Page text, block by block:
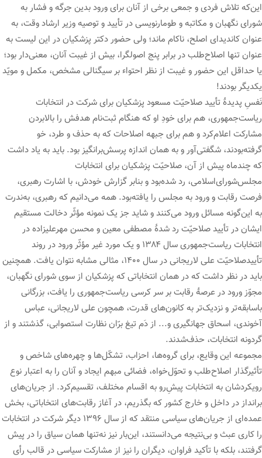
این‌که تلاش‌ فردی و جمعی برخی از آنان برای ورود بدین جرگه و فشار به
شورای نگهبان و مکاتبه و طومارنویسی در تأیید و توصیه وزیر ارشاد وقت، به
عنوان کاندیدای اصلح، ناکام ماند؛ ولی حضور دکتر پزشکیان در این لیست به
عنوان تنها اصلاح‌طلب در برابر پنج اصولگرا، بیش از غیبت آنان، معنی‌دار بود؛
یا حداقل این حضور و غیبت از نظر احتواء بر سیگنالی مشخص، مکمل و مویّد
یکدیگر بودند!
نَفسِ پدیدۀ تأیید صلاحیّت مسعود پزشکیان برای شرکت در انتخابات
ریاست‌جمهوری، هم برای خودِ او که هنگام ثبت‌نام هدفش را بالابردن
مشارکت اعلام‌کرد و هم برای جبهه اصلاحات که به حذف و طرد، خو
گرفته‌بودند، شگفتی‌آور و به همان اندازه پرسش‌برانگیز بود. باید به یاد داشت
که چندماه پیش از آن، صلاحیّت پزشکیان برای انتخابات
مجلس‌شورای‌اسلامی، رد شده‌بود و بنابر گزارش خودش، با اشارت رهبری،
فرصت رقابت و ورود به مجلس را یافته‌بود. همه می‌دانیم که رهبری، به‌ندرت
به این‌گونه مسائل ورود می‌کنند و شاید جز یک نمونه مؤثّر دخالت مستقیم
ایشان در تأیید صلاحیّت رد شدۀ مصطفی معین و محسن مهرعلیزاده در
انتخابات ریاست‌جمهوری سال ۱۳۸۴ و یک مورد غیر مؤثّر ورود در روند
تأییدصلاحیّت علی لاریجانی در سال ۱۴۰۰، مثالی مشابه نتوان یافت. همچنین
باید در نظر داشت که در همان انتخاباتی که پزشکیان از سوی شورای نگهبان،
مجوّز ورود در عرصۀ رقابت بر سر کرسی ریاست‌جمهوری را یافت، بزرگانی
باسابقه‌تر و نزدیک‌تر به کانون‌های قدرت، همچون علی لاریجانی، عباس
آخوندی، اسحاق جهانگیری و... از دَم تیغ برّان نظارت استصوابی، گذشتند و از
گردونه انتخابات، حذف‌شدند.
مجموعه این وقایع، برای گروه‌ها، احزاب، تشکّل‌ها و چهره‌های شاخص و
تأثیرگذار اصلاح‌طلب و تحوّل‌خواه، فضائی مبهم ایجاد و آنان را به اعتبار نوع
رویکردشان به انتخابات پیشِ‌رو به اقسام مختلف، تقسیم‌کرد. از جریان‌های
برانداز در داخل و خارج کشور که بگذریم، در آغاز رقابت‌های انتخاباتی، بخش
عمده‌ای از جریان‌های سیاسی منتقد که از سال ۱۳۹۶ دیگر شرکت در انتخابات
را کاری عبث و بی‌نتیجه می‌دانستند، این‌بار نیز نه‌تنها همان سیاق را در پیش
گرفتند، بلکه با تأکید فراوان، دیگران را نیز از مشارکت سیاسی در قالب رأی